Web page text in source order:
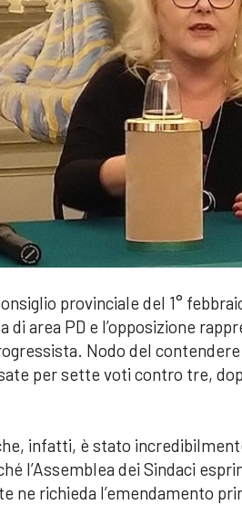
provinciale del 1°
di area PD e l’opposizione
Nodo del
per sette voti contro tre,
infatti, è stato
l’Assemblea dei Sindaci
ne richieda l’emendamento